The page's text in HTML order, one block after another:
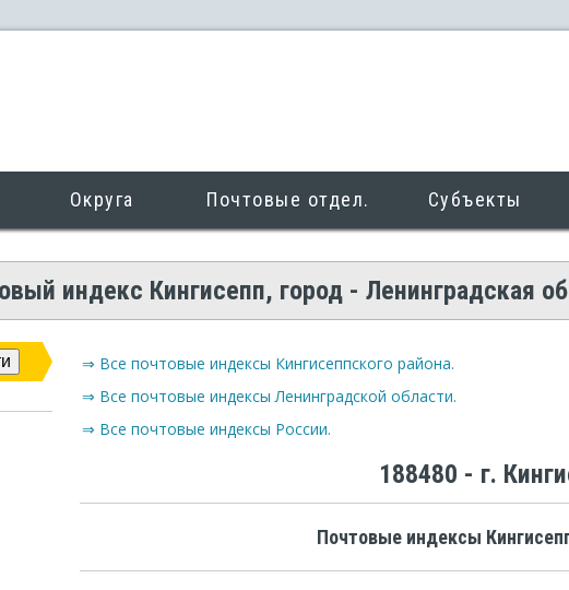
Округа Почтовые отдел. Субъекты
индекс Кингисепп, город - Ленинградская
⇒ Все почтовые индексы Кингисеппского района.
⇒ Все почтовые индексы Ленинградской области.
⇒ Все почтовые индексы России.
188480 - г.
Почтовые индексы